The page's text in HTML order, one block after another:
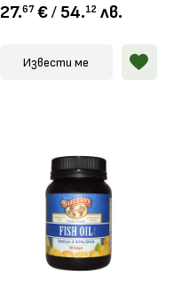
27.67 € / 54.12 лв.
Извести ме